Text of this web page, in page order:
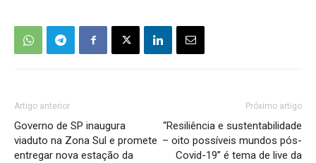
Artigo anterior
Governo de SP inaugura
viaduto na Zona Sul e promete
entregar nova estação da
Próximo artigo
“Resiliência e sustentabilidade
– oito possíveis mundos pós-
Covid-19” é tema de live da